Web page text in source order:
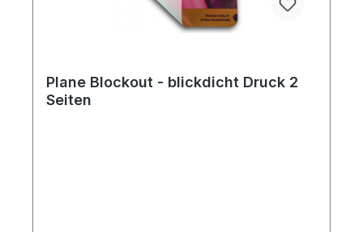
Plane Blockout - blickdicht Druck 2
Seiten